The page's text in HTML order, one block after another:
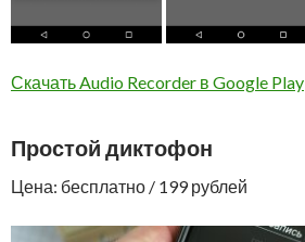
Скачать Audio Recorder в Google Play
Простой диктофон
Цена: бесплатно / 199 рублей